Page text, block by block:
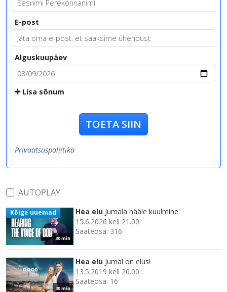
E-post
Alguskuupäev
Lisa sõnum
TOETA SIIN
Privaatsuspoliitika
AUTOPLAY
30 min
Kõige uuemad Hea elu Jumala hääle kuulmine
15.6.2026 kell 21.00
Saateosa: 316
30 min
Hea elu Jumal on elus!
13.5.2019 kell 20.00
Saateosa: 16